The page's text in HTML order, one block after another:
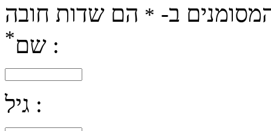
ב- * הם שדות חובה
* שם :
גיל :